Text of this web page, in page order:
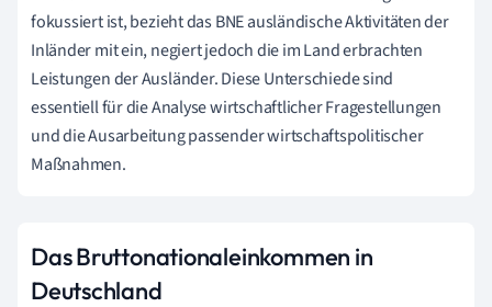
fokussiert ist, bezieht das BNE ausländische Aktivitäten der
Inländer mit ein, negiert jedoch die im Land erbrachten
Leistungen der Ausländer. Diese Unterschiede sind
essentiell für die Analyse wirtschaftlicher Fragestellungen
und die Ausarbeitung passender wirtschaftspolitischer
Maßnahmen.
Das Bruttonationaleinkommen in
Deutschland